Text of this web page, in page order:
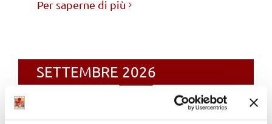
Per saperne di più
SETTEMBRE 2026